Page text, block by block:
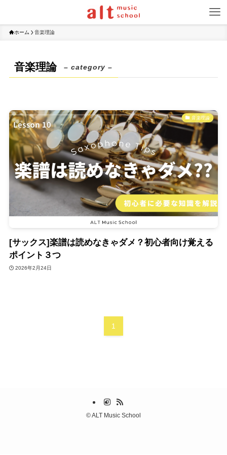
ホーム 音楽理論
音楽理論 – category –
音楽理論
[サックス]楽譜は読めなきゃダメ？初心者向け覚える
ポイント３つ
2026年2月24日
1
©ALT Music School